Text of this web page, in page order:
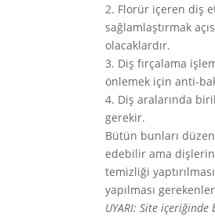
2. Florür içeren diş
sağlamlaştırmak
olacaklardır.
3. Diş fırçalama
önlemek için anti-
4. Diş aralarında
gerekir.
Bütün bunları
edebilir ama
temizliği
yapılması
UYARI: Site